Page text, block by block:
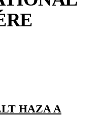
HAZA A